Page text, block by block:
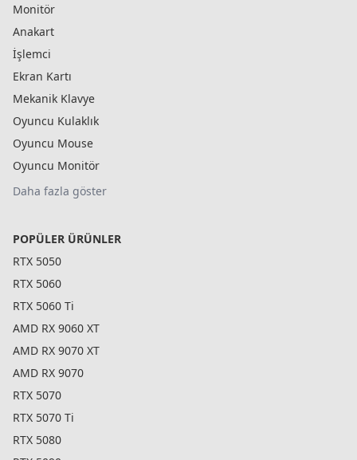
Monitör
Anakart
İşlemci
Ekran Kartı
Mekanik Klavye
Oyuncu Kulaklık
Oyuncu Mouse
Oyuncu Monitör
Daha fazla göster
POPÜLER ÜRÜNLER
RTX 5050
RTX 5060
RTX 5060 Ti
AMD RX 9060 XT
AMD RX 9070 XT
AMD RX 9070
RTX 5070
RTX 5070 Ti
RTX 5080